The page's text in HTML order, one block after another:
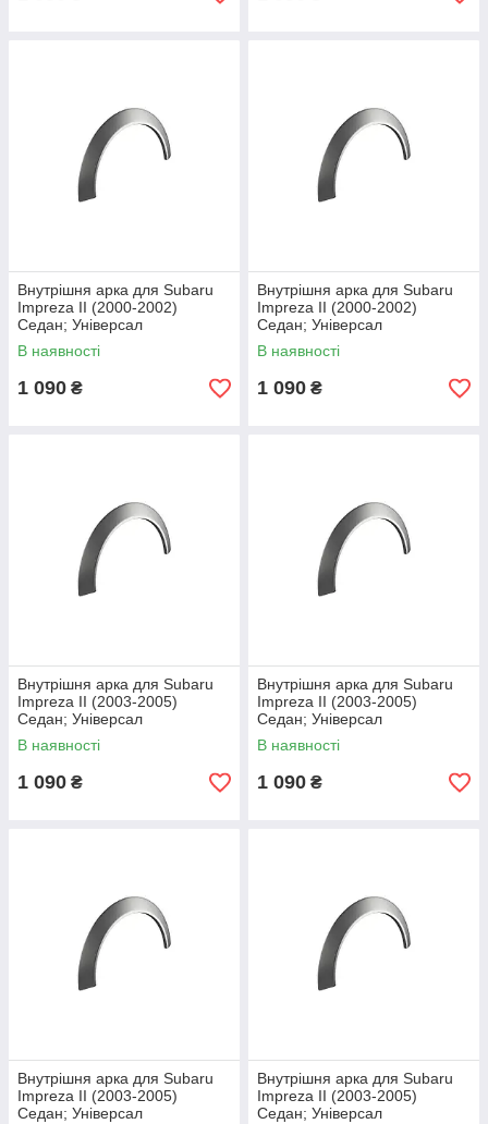
Внутрішня арка для Subaru
Impreza II (2000-2002)
Седан; Універсал
В наявності
1 090 ₴
Внутрішня арка для Subaru
Impreza II (2000-2002)
Седан; Універсал
В наявності
1 090 ₴
Внутрішня арка для Subaru
Impreza II (2003-2005)
Седан; Універсал
В наявності
1 090 ₴
Внутрішня арка для Subaru
Impreza II (2003-2005)
Седан; Універсал
В наявності
1 090 ₴
Внутрішня арка для Subaru
Impreza II (2003-2005)
Седан; Універсал
Внутрішня арка для Subaru
Impreza II (2003-2005)
Седан; Універсал